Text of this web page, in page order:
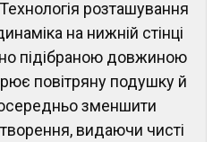
розташування
на нижній стінці
підібраною довжиною
повітряну подушку й
зменшити
видаючи чисті